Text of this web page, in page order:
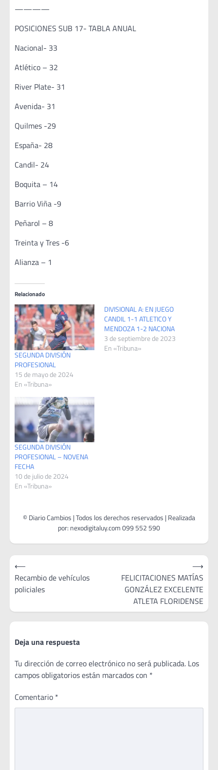
————
POSICIONES SUB 17- TABLA ANUAL
Nacional- 33
Atlético – 32
River Plate- 31
Avenida- 31
Quilmes -29
España- 28
Candil- 24
Boquita – 14
Barrio Viña -9
Peñarol – 8
Treinta y Tres -6
Alianza – 1
Relacionado
SEGUNDA DIVISIÓN
PROFESIONAL
15 de mayo de 2024
En «Tribuna»
DIVISIONAL A: EN JUEGO
CANDIL 1-1 ATLETICO Y
MENDOZA 1-2 NACIONA
3 de septiembre de 2023
En «Tribuna»
SEGUNDA DIVISIÓN
PROFESIONAL – NOVENA
FECHA
10 de julio de 2024
En «Tribuna»
Navegación
de
entradas
⟵
Recambio de vehículos
policiales
FELICITACIONES MATÍAS
GONZÁLEZ EXCELENTE
ATLETA FLORIDENSE
⟶
Deja una respuesta
Tu dirección de correo electrónico no será publicada. Los
campos obligatorios están marcados con *
Comentario *